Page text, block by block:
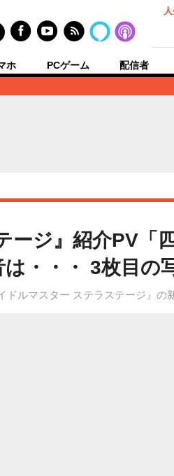
ホ PCゲーム 配信者
ージ』紹介PV「
・・・ 3枚目の
ルマスター ステラステージ』の